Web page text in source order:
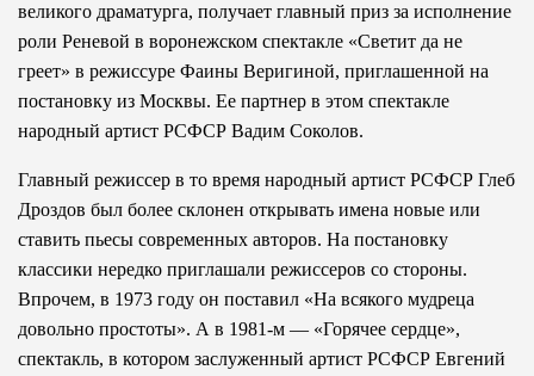
великого драматурга, получает главный приз за исполнение
роли Реневой в воронежском спектакле «Светит да не
греет» в режиссуре Фаины Веригиной, приглашенной на
постановку из Москвы. Ее партнер в этом спектакле
народный артист РСФСР Вадим Соколов.
Главный режиссер в то время народный артист РСФСР Глеб
Дроздов был более склонен открывать имена новые или
ставить пьесы современных авторов. На постановку
классики нередко приглашали режиссеров со стороны.
Впрочем, в 1973 году он поставил «На всякого мудреца
довольно простоты». А в 1981-м — «Горячее сердце»,
спектакль, в котором заслуженный артист РСФСР Евгений